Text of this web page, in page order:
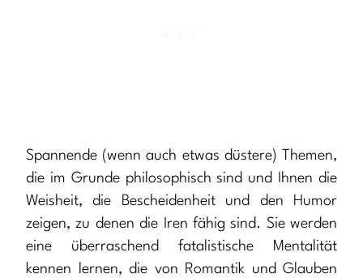
Spannende (wenn auch etwas düstere) Themen,
die im Grunde philosophisch sind und Ihnen die
Weisheit, die Bescheidenheit und den Humor
zeigen, zu denen die Iren fähig sind. Sie werden
eine überraschend fatalistische Mentalität
kennen lernen, die von Romantik und Glauben